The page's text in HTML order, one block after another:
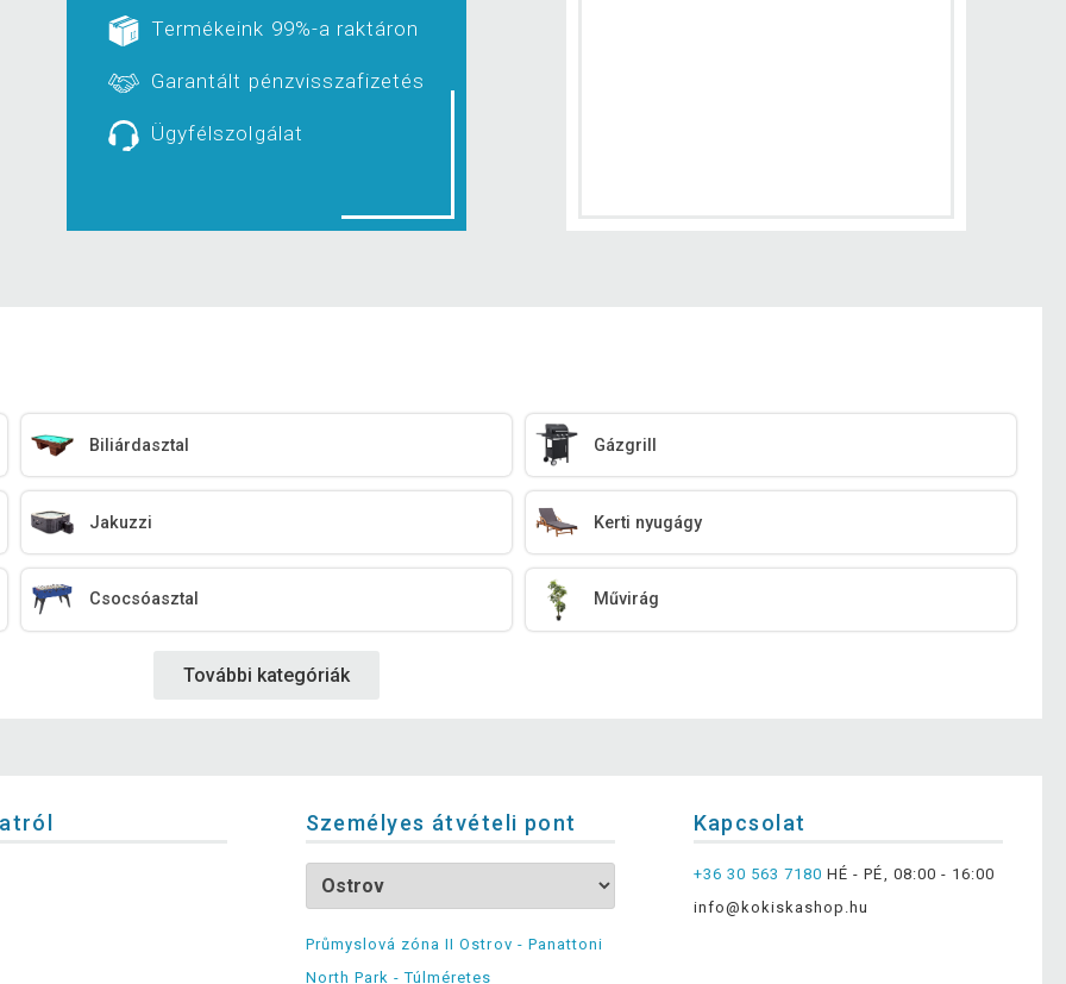
Termékeink 99%-a raktáron
Garantált pénzvisszafizetés
Ügyfélszolgálat
Biliárdasztal Gázgrill
Jakuzzi Kerti nyugágy
Csocsóasztal Művirág
További kategóriák
Személyes átvételi pont
Průmyslová zóna II Ostrov - Panattoni
North Park - Túlméretes
Kapcsolat
+36 30 563 7180 HÉ - PÉ, 08:00 - 16:00
info@kokiskashop.hu